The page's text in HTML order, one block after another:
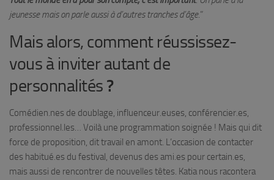
jeunesse mais on parle aussi à d’autres tranches d’âge.”
Mais alors, comment réussissez-
vous à inviter autant de
personnalités ?
Comédien.nes de doublage, influenceur.euses, conférencier.es,
professionnel.les… Voilà une programmation soignée ! Mais qui dit
force de proposition, dit travail en amont. L’occasion de contacter
des habitué.es du festival, devenus des ami.es pour certain.es,
mais aussi de rencontrer de nouvelles têtes. Katia nous racontera